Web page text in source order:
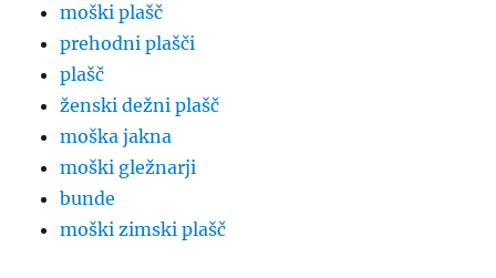
moški plašč
prehodni plašči
plašč
ženski dežni plašč
moška jakna
moški gležnarji
bunde
moški zimski plašč